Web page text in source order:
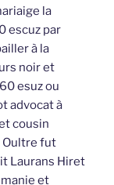
la
escuz par
à la
noir et
esuz ou
advocat à
cousin
Oultre fut
Laurans Hiret
et